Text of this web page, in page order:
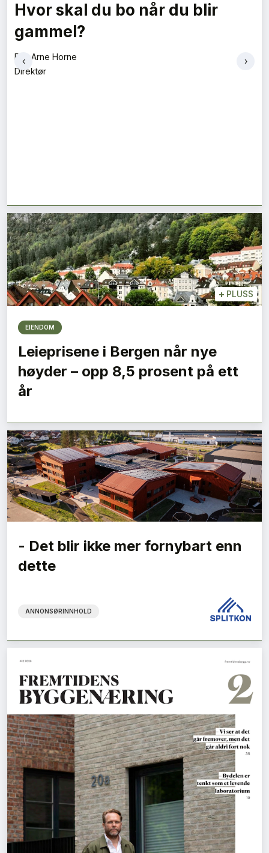
Skal dagslys bli et klasseskille
i boligmarkedet?
Helga Iselin Wåseth og Veronika Zaikina
Fagansvarlig og førsteamanuensis
‹ ›
+ PLUSS
EIENDOM
Leieprisene i Bergen når nye
høyder – opp 8,5 prosent på ett
år
- Det blir ikke mer fornybart enn
dette
ANNONSØRINNHOLD